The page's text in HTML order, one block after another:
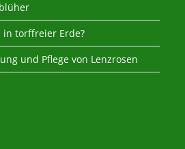
in torffreier Erde?
und Pflege von Lenzrosen